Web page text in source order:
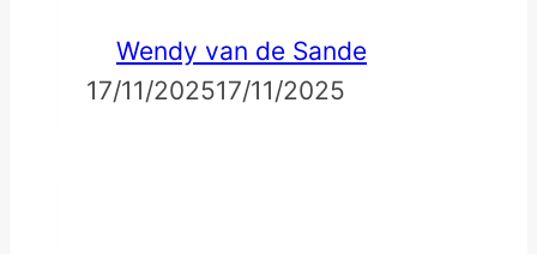
Wendy van de Sande
17/11/202517/11/2025